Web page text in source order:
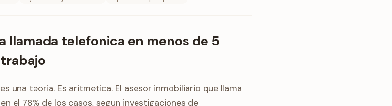
llamada telefonica en menos de 5
una teoria. Es aritmetica. El asesor inmobiliario que llama
el 78% de los casos, segun investigaciones de